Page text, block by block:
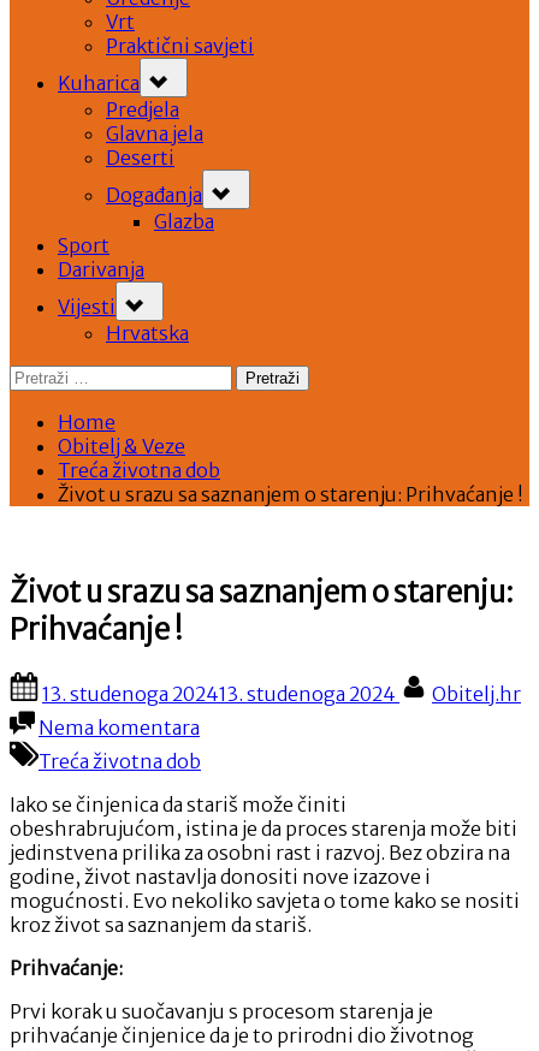
Vrt
Praktični savjeti
Kuharica
sub-
menu
Predjela
Glavna jela
Deserti
Događanja
sub-
menu
Glazba
Sport
Darivanja
Vijesti
sub-
menu
Hrvatska
Pretraži:
Home
Obitelj & Veze
Treća životna dob
Život u srazu sa saznanjem o starenju: Prihvaćanje !
Život u srazu sa saznanjem o starenju:
Prihvaćanje !
Posted
on
13. studenoga 202413. studenoga 2024 By
Obitelj.hr
Nema komentara
Život
u
sa
saznanjem
o
starenju:
Prihvaćanje
!
Treća životna dob
Iako se činjenica da stariš može činiti
obeshrabrujućom, istina je da proces starenja može biti
jedinstvena prilika za osobni rast i razvoj. Bez obzira na
godine, život nastavlja donositi nove izazove i
mogućnosti. Evo nekoliko savjeta o tome kako se nositi
kroz život sa saznanjem da stariš.
Prihvaćanje:
Prvi korak u suočavanju s procesom starenja je
prihvaćanje činjenice da je to prirodni dio životnog